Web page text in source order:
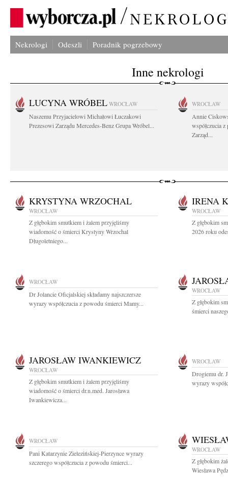
Nekrologi Odeszli Poradnik pogrzebowy
Inne nekrologi
LUCYNA WRÓBEL WROCŁAW
Naszemu Przyjacielowi Michałowi Łuczakowi
Prezesowi Zarządu Mercedes-Benz Grupa Wróbel...
WROCŁAW
Annie
współczucia
Zarząd...
KRYSTYNA WRZOCHAL
WROCŁAW
Z głębokim smutkiem i żalem przyjęliśmy
wiadomość o śmierci Krystyny Wrzochal
Długoletniego...
IRENA
WROCŁAW
Z głębokim
2026 roku
WROCŁAW
Dr Jolancie Oficjalskiej składamy najszczersze
wyrazy współczucia z powodu śmierci Mamy...
WROCŁAW
Z głębokim
śmierci
JAROSŁAW IWANKIEWICZ
WROCŁAW
Z głębokim smutkiem i żalem przyjęliśmy
wiadomość o śmierci dr.n.med. Jarosława
Iwankiewicza...
WROCŁAW
Drogiemu dr.
wyrazy
WROCŁAW
Pani Katarzynie Zielezińskiej-Pierzynce wyrazy
szczerego współczucia z powodu śmierci...
WROCŁAW
Z głębokim
Wiesława